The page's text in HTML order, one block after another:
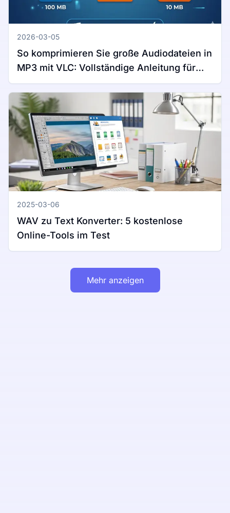
2026-03-05
So komprimieren Sie große Audiodateien in
MP3 mit VLC: Vollständige Anleitung für
Windows und Mac
2025-03-06
WAV zu Text Konverter: 5 kostenlose
Online-Tools im Test
Mehr anzeigen